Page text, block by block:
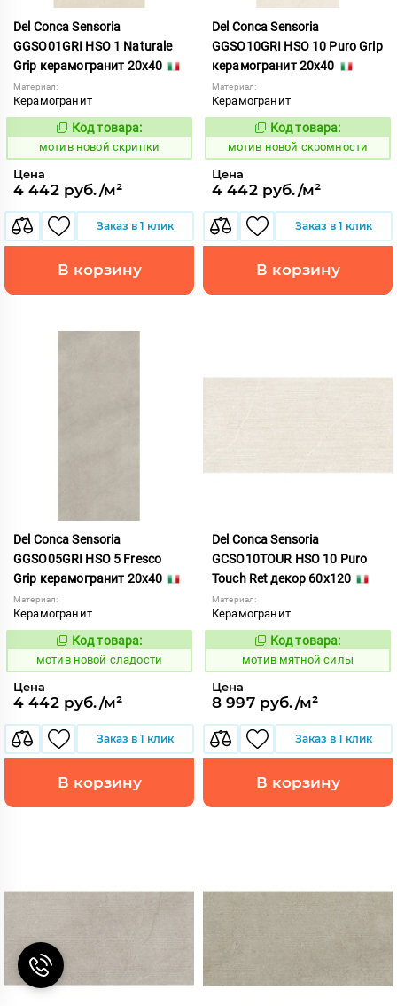
Del Conca Sensoria
GGSO01GRI HSO 1 Naturale
Grip керамогранит 20x40
Материал:
Керамогранит
1039467
Код товара:
мотив новой скрипки
Цена
4 442 руб./м²
Заказ в 1 клик
В корзину
Del Conca Sensoria
GGSO10GRI HSO 10 Puro Grip
керамогранит 20x40
Материал:
Керамогранит
1039468
Код товара:
мотив новой скромности
Цена
4 442 руб./м²
Заказ в 1 клик
В корзину
Del Conca Sensoria
GGSO05GRI HSO 5 Fresco
Grip керамогранит 20x40
Материал:
Керамогранит
1039470
Код товара:
мотив новой сладости
Цена
4 442 руб./м²
Заказ в 1 клик
В корзину
Del Conca Sensoria
GCSO10TOUR HSO 10 Puro
Touch Ret декор 60x120
Материал:
Керамогранит
1039088
Код товара:
мотив мятной силы
Цена
8 997 руб./м²
Заказ в 1 клик
В корзину